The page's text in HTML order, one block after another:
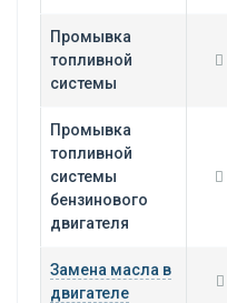
Промывка
топливной
системы
Промывка
топливной
системы
бензинового
двигателя
Замена масла в
двигателе